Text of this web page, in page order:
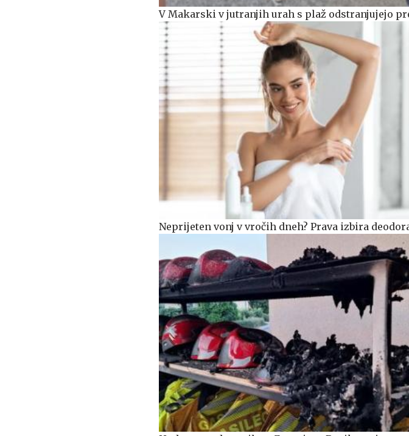
V Makarski v jutranjih urah s plaž odstranjujejo
Neprijeten vonj v vročih dneh? Prava izbira